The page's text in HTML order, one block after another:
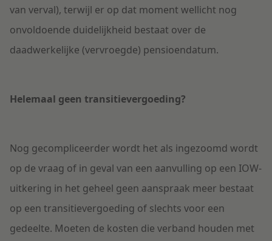
van verval), terwijl er op dat moment wellicht nog
onvoldoende duidelijkheid bestaat over de
daadwerkelijke (vervroegde) pensioendatum.
Helemaal geen transitievergoeding?
Nog gecompliceerder wordt het als ingezoomd wordt
op de vraag of in geval van een aanvulling op een IOW-
uitkering in het geheel geen aanspraak meer bestaat
op een transitievergoeding of slechts voor een
gedeelte. Moeten de kosten die verband houden met